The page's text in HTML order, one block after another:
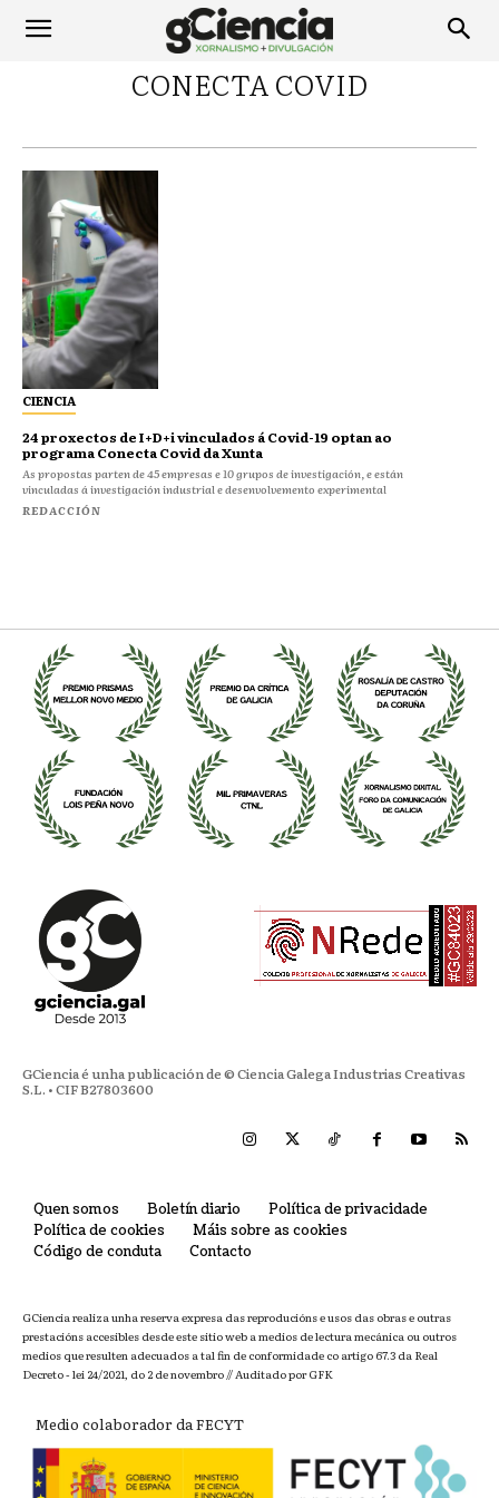
CONECTA COVID
CIENCIA
24 proxectos de I+D+i vinculados á Covid-19 optan ao
programa Conecta Covid da Xunta
As propostas parten de 45 empresas e 10 grupos de investigación, e están
vinculadas á investigación industrial e desenvolvemento experimental
REDACCIÓN
GCiencia é unha publicación de © Ciencia Galega Industrias Creativas
S.L. • CIF B27803600
Quen somos Boletín diario
Política de privacidade
Política de cookies
Máis sobre as cookies
Código de conduta
Contacto
GCiencia realiza unha reserva expresa das reproducións e usos das obras e outras
prestacións accesibles desde este sitio web a medios de lectura mecánica ou outros
medios que resulten adecuados a tal fin de conformidade co artigo 67.3 da Real
Decreto - lei 24/2021, do 2 de novembro // Auditado por GFK
Medio colaborador da FECYT